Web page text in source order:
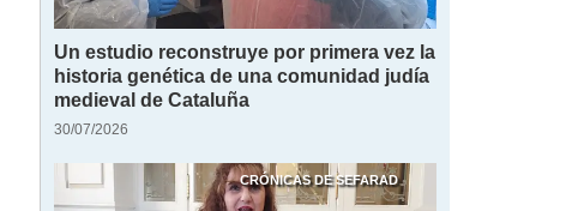
Un estudio reconstruye por primera vez la
historia genética de una comunidad judía
medieval de Cataluña
30/07/2026
CRÓNICAS DE SEFARAD